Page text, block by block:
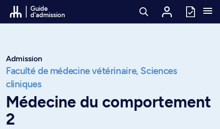
Passer au contenu
Guide
d'admission
Admission
Faculté de médecine vétérinaire, Sciences
cliniques
Médecine du comportement
2